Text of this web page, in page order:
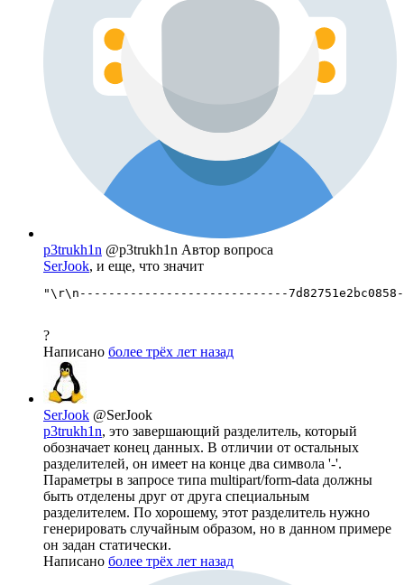
p3trukh1n @p3trukh1n Автор вопроса
SerJook, и еще, что значит
"\r\n-----------------------------
?
Написано более трёх лет назад
SerJook @SerJook
p3trukh1n, это завершающий разделитель, который
обозначает конец данных. В отличии от остальных
разделителей, он имеет на конце два символа '-'.
Параметры в запросе типа multipart/form-data должны
быть отделены друг от друга специальным
разделителем. По хорошему, этот разделитель нужно
генерировать случайным образом, но в данном примере
он задан статически.
Написано более трёх лет назад